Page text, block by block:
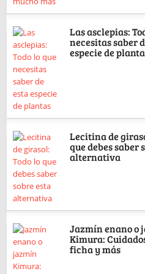
Las asclepias:
necesitas saber
especie de
Lecitina de
que debes saber
alternativa
Jazmín enano o
Kimura:
ficha y más